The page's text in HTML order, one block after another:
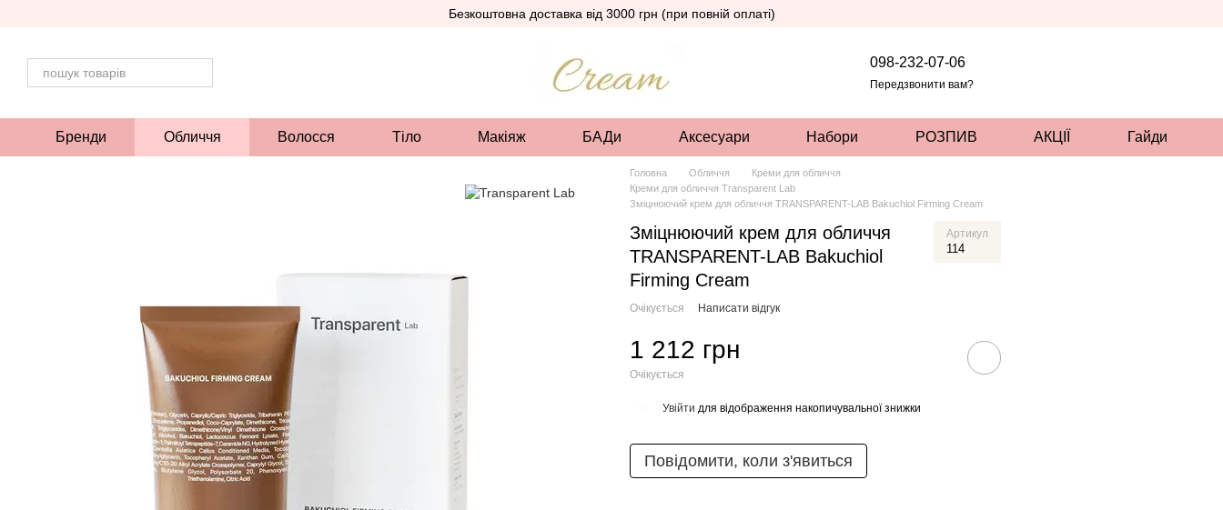
Безкоштовна доставка від 3000 грн (при повній оплаті)
098-232-07-06
Передзвонити вам?
Бренди Обличчя Волосся Тіло Макіяж БАДи Аксесуари Набори РОЗПИВ АКЦІЇ Гайди
Головна Обличчя
Креми для обличчя
Креми для обличчя Transparent Lab
Зміцнюючий крем для обличчя TRANSPARENT-LAB Bakuchiol Firming Cream
Зміцнюючий крем для обличчя
TRANSPARENT-LAB Bakuchiol
Firming Cream
Артикул
114
Очікується Написати відгук
1 212 грн
Очікується
Увійти для відображення накопичувальної знижки
Повідомити, коли з'явиться